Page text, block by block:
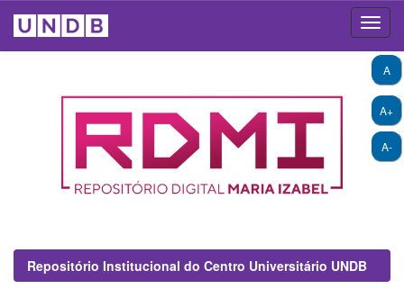
A+
A-
A
Repositório Institucional do Centro Universitário UNDB